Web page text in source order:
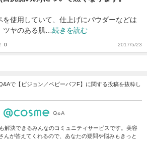
を使用していて、仕上げにパウダーなどは
ツヤのある肌… 続きを読む
0 2017/5/23
で【ピジョン／ベビーパフF】に関する投稿を抜粋し
解決できるみんなのコミュニティサービスです。美容
んが答えてくれるので、あなたの疑問や悩みもきっと